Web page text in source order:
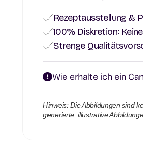
Rezeptausstellung &
100% Diskretion:
Strenge
Wie erhalte ich ein
Hinweis: Die Abbildungen sind
generierte, illustrative